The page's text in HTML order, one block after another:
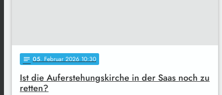
notes 05. Februar 2026 10:30
Ist die Auferstehungskirche in der Saas noch zu
retten?